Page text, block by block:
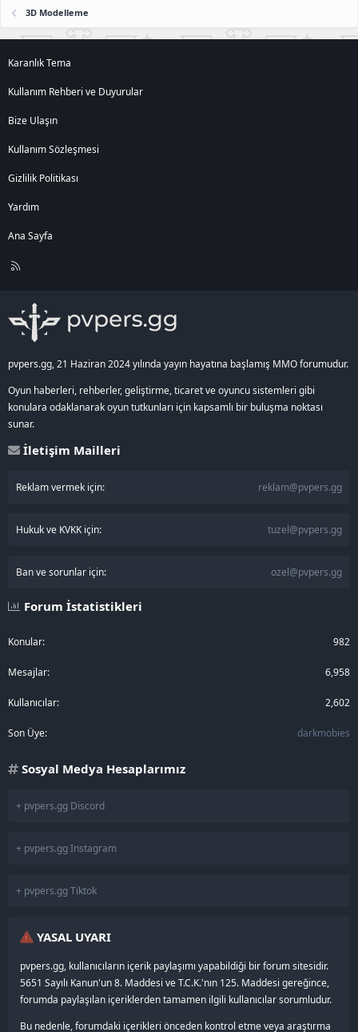
3D Modelleme
Karanlık Tema
Kullanım Rehberi ve Duyurular
Bize Ulaşın
Kullanım Sözleşmesi
Gizlilik Politikası
Yardım
Ana Sayfa
R
pvpers.gg, 21 Haziran 2024 yılında yayın hayatına başlamış MMO forumudur.
Oyun haberleri, rehberler, geliştirme, ticaret ve oyuncu sistemleri gibi
konulara odaklanarak oyun tutkunları için kapsamlı bir buluşma noktası
sunar.
İletişim Mailleri
Reklam vermek için: reklam@pvpers.gg
Hukuk ve KVKK için: tuzel@pvpers.gg
Ban ve sorunlar için: ozel@pvpers.gg
Forum İstatistikleri
Konular 982
Mesajlar 6,958
Kullanıcılar 2,602
Son Üye darkmobies
Sosyal Medya Hesaplarımız
+ pvpers.gg Discord
+ pvpers.gg Instagram
+ pvpers.gg Tiktok
YASAL UYARI
pvpers.gg, kullanıcıların içerik paylaşımı yapabildiği bir forum sitesidir.
5651 Sayılı Kanun'un 8. Maddesi ve T.C.K.'nın 125. Maddesi gereğince,
forumda paylaşılan içeriklerden tamamen ilgili kullanıcılar sorumludur.
Bu nedenle, forumdaki içerikleri önceden kontrol etme veya araştırma